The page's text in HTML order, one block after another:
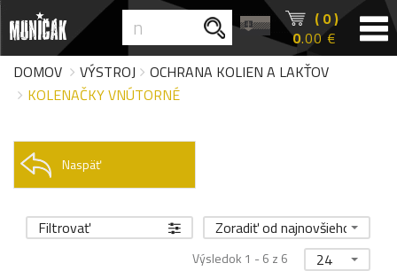
( 0 )
0.00 €
DOMOV
VÝSTROJ
OCHRANA KOLIEN A LAKŤOV
KOLENAČKY VNÚTORNÉ
Naspäť
Filtrovať Zoradiť od najnovšieho
Výsledok 1 - 6 z 6 24